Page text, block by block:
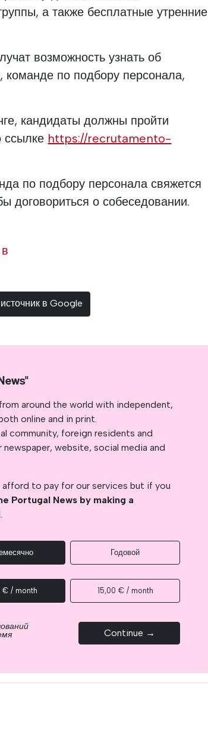
а также бесплатные утренние
возможность узнать об
команде по подбору персонала,
кандидаты должны пройти
ссылке https://recrutamento-
по подбору персонала свяжется
договориться о собеседовании.
в Google
around the world with independent,
online and in print.
community, foreign residents and
website, social media and
to pay for our services but if you
Portugal News by making a
.
Годовой
€ / month 15,00 € / month
Continue →